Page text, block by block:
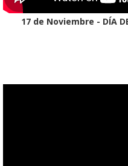
17 de Noviembre - DÍA